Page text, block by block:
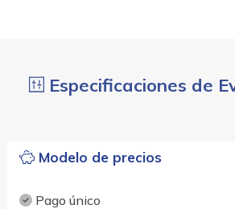
Especificaciones de
Modelo de precios
Pago único